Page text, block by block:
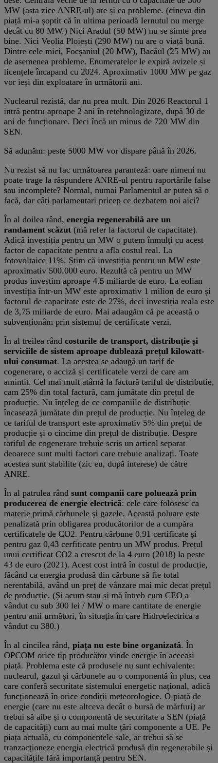
MW (asta zice ANRE-ul) are și ea probleme. (cineva din
piață mi-a șoptit că în ultima perioadă Iernutul nu merge
decât cu 80 MW.) Nici Aradul (50 MW) nu se simte prea
bine. Nici Veolia Ploiești (290 MW) nu are o viață bună.
Dintre cele mici, Focșaniul (20 MW), Bacăul (25 MW) au
de asemenea probleme. Enumeratelor le expiră avizele și
licențele încapand cu 2024. Aproximativ 1000 MW pe gaz
vor ieși din exploatare în următorii ani.
Nuclearul rezistă, dar nu prea mult. Din 2026 Reactorul 1
intră pentru aproape 2 ani în retehnologizare, după 30 de
ani de funcționare. Deci încă un minus de 720 MW din
SEN.
Să adunăm: peste 5000 MW vor dispare până în 2026.
Nu rezist să nu fac următoarea paranteză: oare nimeni nu
poate trage la răspundere ANRE-ul pentru raportările false
sau incomplete? Normal, numai Parlamentul ar putea să o
facă, dar câți parlamentari pricep ce dezbatem noi aici?
În al doilea rând, energia regenerabilă are un
randament scăzut (mă refer la factorul de capacitate).
Adică investiția pentru un MW o putem înmulți cu acest
factor de capacitate pentru a afla costul real. La
fotovoltaice 11%. Știm că investiția pentru un MW este
aproximativ 500.000 euro. Rezultă că pentru un MW
produs investim aproape 4.5 miliarde de euro. La eolian
investiția într-un MW este aproximativ 1 milion de euro și
factorul de capacitate este de 27%, deci investiția reala este
de 3,75 miliarde de euro. Mai adaugăm că pe această o
subvenționâm prin sistemul de certificate verzi.
În al treilea rând costurile de transport, distribuție și
serviciile de sistem aproape dublează prețul kilowatt-
ului consumat. La acestea se adaugă un tarif de
cogenerare, o acciză și certificatele verzi de care am
amintit. Cel mai mult atârnă la factură tariful de distributie,
cam 25% din total factură, cam jumătate din prețul de
producție. Nu înțeleg de ce companiile de distribuție
încasează jumătate din prețul de producție. Nu înțeleg de
ce tariful de transport este aproximativ 5% din prețul de
producție și o cincime din prețul de distribuție. Despre
tariful de cogenerare trebuie scris un articol separat
deoarece sunt multi factori care trebuie analizați. Toate
acestea sunt stabilite (zic eu, după interese) de către
ANRE.
În al patrulea rând sunt companii care poluează prin
producerea de energie electrică: cele care folosesc ca
materie primă cărbunele și gazele. Această poluare este
penalizată prin obligarea producătorilor de a cumpăra
certificatele de CO2. Pentru cărbune 0,91 certificate și
pentru gaz 0,43 cerfiticate pentru un MW produs. Prețul
unui certificat CO2 a crescut de la 4 euro (2018) la peste
43 de euro (2021). Acest cost intră în costul de producție,
făcând ca energia produsă din cărbune să fie total
nerentabilă, având un preț de vânzare mai mic decat prețul
de producție. (Și acum stau și mă întreb cum CEO a
vândut cu sub 300 lei / MW o mare cantitate de energie
pentru anii următori, în situația în care Hidroelectrica a
vândut cu 380.)
În al cincilea rând, piața nu este bine organizată. În
OPCOM orice tip producător vinde energie în aceeași
piață. Problema este că produsele nu sunt echivalente:
nuclearul, gazul și cărbunele au o componentă în plus, cea
care conferă securitate sistemului energetic național, adică
funcționează în orice condiții meteorologice. O piață de
energie (care nu este altceva decât o bursă de mărfuri) ar
trebui să aibe și o componentă de securitate a SEN (piață
de capacități) cum au mai multe țări componente a UE. Pe
piața actuală, cu componentele sale, ar trebui să se
tranzacționeze energia electrică produsă din regenerabile și
capacitățile fără importanță pentru SEN.